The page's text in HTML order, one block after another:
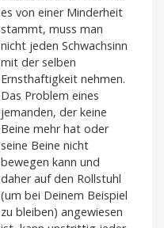
es von einer Minderheit
stammt, muss man
nicht jeden Schwachsinn
mit der selben
Ernsthaftigkeit nehmen.
Das Problem eines
jemanden, der keine
Beine mehr hat oder
seine Beine nicht
bewegen kann und
daher auf den Rollstuhl
(um bei Deinem Beispiel
zu bleiben) angewiesen